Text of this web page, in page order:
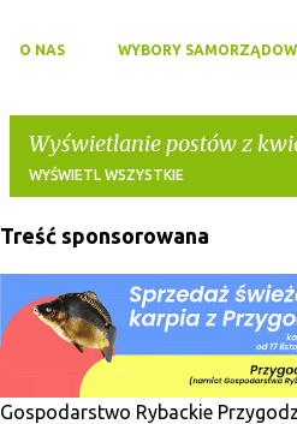
O NAS WYBORY
Wyświetlanie postów z
WYŚWIETL WSZYSTKIE
s
y
Treść sponsorowana
Gospodarstwo Rybackie